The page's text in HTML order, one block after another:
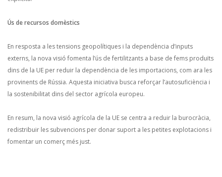
Ús de recursos domèstics
En resposta a les tensions geopolítiques i la dependència d’inputs
externs, la nova visió fomenta l’ús de fertilitzants a base de fems produïts
dins de la UE per reduir la dependència de les importacions, com ara les
provinents de Rússia. Aquesta iniciativa busca reforçar l’autosuficiència i
la sostenibilitat dins del sector agrícola europeu.
En resum, la nova visió agrícola de la UE se centra a reduir la burocràcia,
redistribuir les subvencions per donar suport a les petites explotacions i
fomentar un comerç més just.